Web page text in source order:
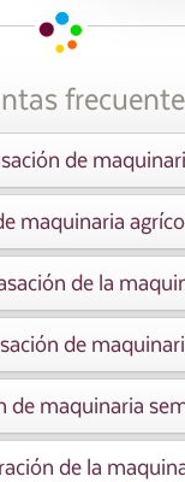
de
maquinaria
de la
de
de maquinaria
de la